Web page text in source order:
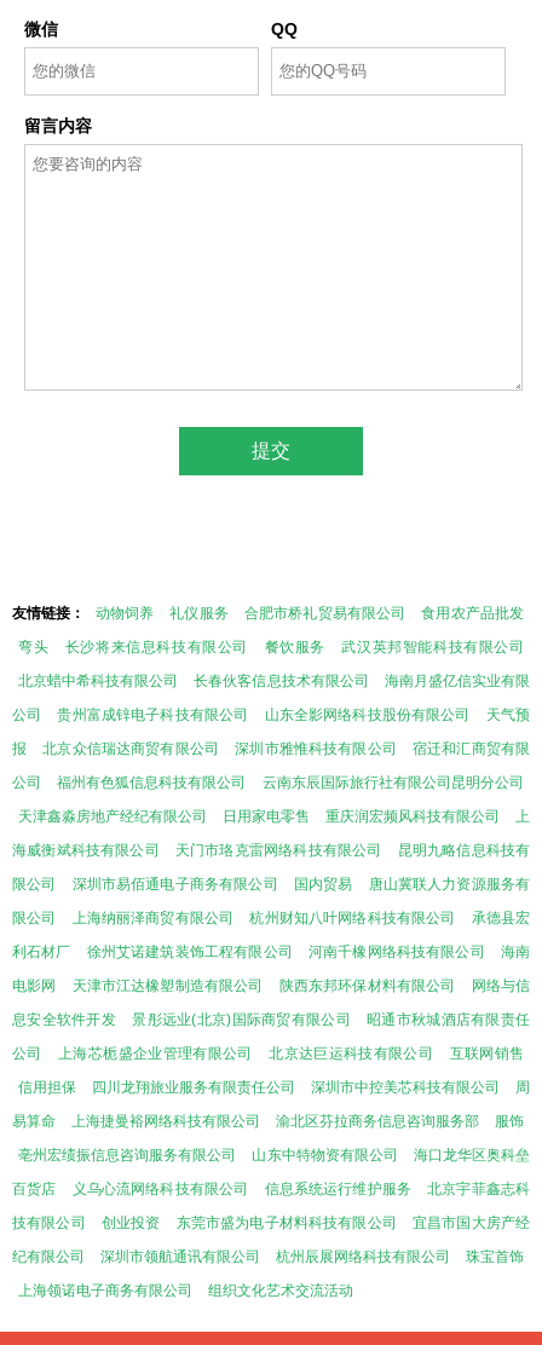
微信 QQ
留言内容
友情链接： 动物饲养 礼仪服务 合肥市桥礼贸易有限公司
食用农产品批发
弯头
长沙将来信息科技有限公司 餐饮服务
武汉英邦智能科技有限公司
北京蜡中希科技有限公司
长春伙客信息技术有限公司
海南月盛亿信实业有限
公司
贵州富成锌电子科技有限公司 山东全影网络科技股份有限公司
天气预
报
北京众信瑞达商贸有限公司 深圳市雅惟科技有限公司
宿迁和汇商贸有限
公司
福州有色狐信息科技有限公司
云南东辰国际旅行社有限公司昆明分公司
天津鑫淼房地产经纪有限公司
日用家电零售 重庆润宏频风科技有限公司
上
海威衡斌科技有限公司
天门市珞克雷网络科技有限公司
昆明九略信息科技有
限公司
深圳市易佰通电子商务有限公司 国内贸易
唐山冀联人力资源服务有
限公司
上海纳丽泽商贸有限公司 杭州财知八叶网络科技有限公司
承德县宏
利石材厂
徐州艾诺建筑装饰工程有限公司 河南千橡网络科技有限公司
海南
电影网
天津市江达橡塑制造有限公司 陕西东邦环保材料有限公司
网络与信
息安全软件开发
景彤远业(北京)国际商贸有限公司
昭通市秋城酒店有限责任
公司
上海芯栀盛企业管理有限公司 北京达巨运科技有限公司
互联网销售
信用担保
四川龙翔旅业服务有限责任公司 深圳市中控美芯科技有限公司
周
易算命
上海捷曼裕网络科技有限公司 渝北区芬拉商务信息咨询服务部
服饰
亳州宏绩振信息咨询服务有限公司
山东中特物资有限公司
海口龙华区奥科垒
百货店
义乌心流网络科技有限公司 信息系统运行维护服务
北京宇菲鑫志科
技有限公司
创业投资 东莞市盛为电子材料科技有限公司
宜昌市国大房产经
纪有限公司
深圳市领航通讯有限公司 杭州辰展网络科技有限公司
珠宝首饰
上海领诺电子商务有限公司
组织文化艺术交流活动